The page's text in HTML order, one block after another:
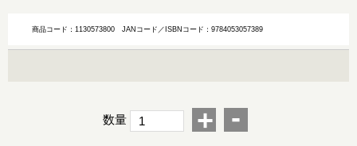
商品コード：1130573800JANコード／ISBNコード：9784053057389
数量 + -